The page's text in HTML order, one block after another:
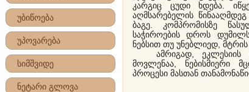
უბიწოება
უპოვარება
სიმშვიდე
ნეტარი გლოვა
კარგიც ცუდი ხდება.
აღმსარებელის
ბაგე. კომპრომისზე
საჭიროების დროს
ნებსით თუ უნებლიედ, მტრის
ამრიგად, ეკლესიის
მოვლენაა, ნებისმიერი
პროცესი მასთან